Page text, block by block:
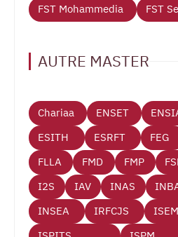
FST Mohammedia
FST
AUTRE MASTER
Chariaa ENSET
ESITH
ESRFT FEG
FLLA
FMD FMP
I2S
IAV INAS
INSEA
IRFCJS ISEM